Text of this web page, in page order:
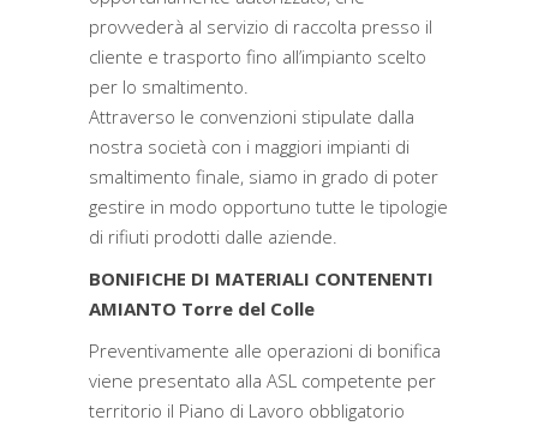
provvederà al servizio di raccolta presso il
cliente e trasporto fino all’impianto scelto
per lo smaltimento.
Attraverso le convenzioni stipulate dalla
nostra società con i maggiori impianti di
smaltimento finale, siamo in grado di poter
gestire in modo opportuno tutte le tipologie
di rifiuti prodotti dalle aziende.
BONIFICHE DI MATERIALI CONTENENTI
AMIANTO Torre del Colle
Preventivamente alle operazioni di bonifica
viene presentato alla ASL competente per
territorio il Piano di Lavoro obbligatorio